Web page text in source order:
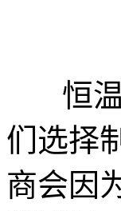
恒温
们选择
商会因